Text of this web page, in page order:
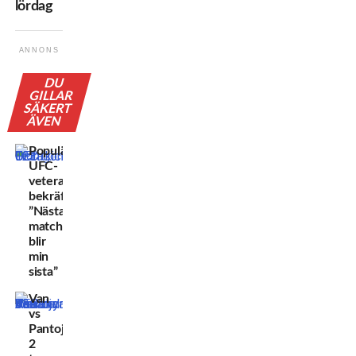
lördag
ANNONS
DU
GILLAR
SÄKERT
ÄVEN
Populära
UFC-
veteranen
bekräftar:
”Nästa
match
blir
min
sista”
Van
vs
Pantoja
2